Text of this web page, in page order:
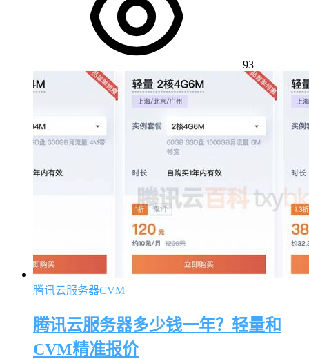
93
腾讯云服务器CVM
腾讯云服务器多少钱一年？轻量和
CVM精准报价